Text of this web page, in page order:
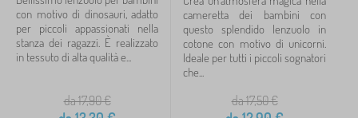
con motivo di dinosauri, adatto
per piccoli appassionati nella
stanza dei ragazzi. È realizzato
in tessuto di alta qualità e...
da 17,90€
cameretta dei bambini con
questo splendido lenzuolo in
cotone con motivo di unicorni.
Ideale per tutti i piccoli sognatori
che...
da 17,50€